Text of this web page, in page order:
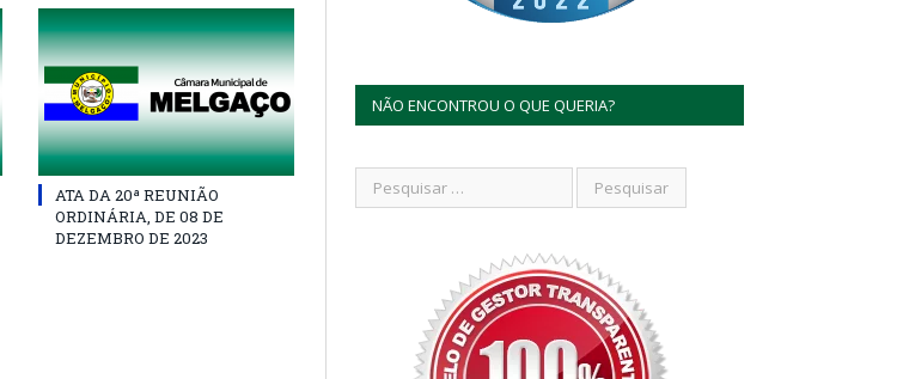
ATA DA 20ª REUNIÃO
ORDINÁRIA, DE 08 DE
DEZEMBRO DE 2023
NÃO ENCONTROU O QUE QUERIA?